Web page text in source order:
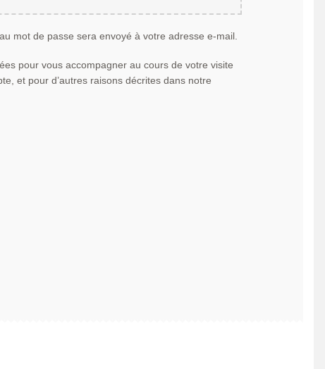
mot de passe sera envoyé à votre adresse e-mail.
pour vous accompagner au cours de votre visite
et pour d’autres raisons décrites dans notre